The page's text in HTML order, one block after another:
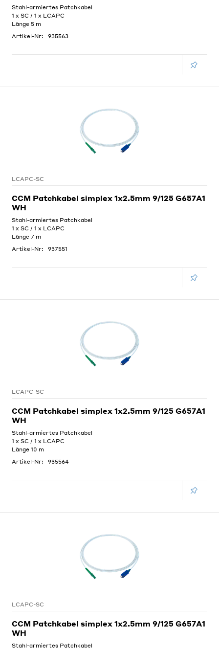
Stahl-armiertes Patchkabel
1 x SC / 1 x LCAPC
Länge 5 m
Artikel-Nr:
935563
LCAPC-SC
CCM Patchkabel simplex 1x2.5mm 9/125 G657A1
WH
Stahl-armiertes Patchkabel
1 x SC / 1 x LCAPC
Länge 7 m
Artikel-Nr:
937551
LCAPC-SC
CCM Patchkabel simplex 1x2.5mm 9/125 G657A1
WH
Stahl-armiertes Patchkabel
1 x SC / 1 x LCAPC
Länge 10 m
Artikel-Nr:
935564
LCAPC-SC
CCM Patchkabel simplex 1x2.5mm 9/125 G657A1
WH
Stahl-armiertes Patchkabel